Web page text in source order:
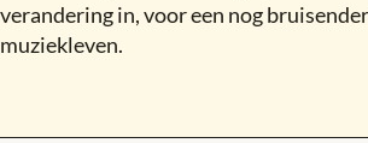
verandering in, voor een nog
muziekleven.